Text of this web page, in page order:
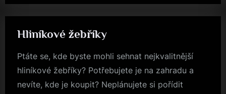
Hliníkové žebříky
Ptáte se, kde byste mohli sehnat nejkvalitnější
hliníkové žebříky? Potřebujete je na zahradu a
nevíte, kde je koupit? Neplánujete si pořídit